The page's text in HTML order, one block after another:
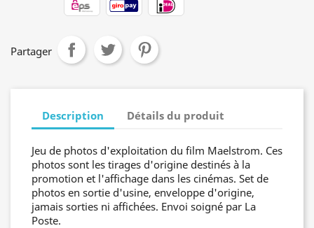
Partager
Description Détails du produit
Jeu de photos d'exploitation du film Maelstrom. Ces
photos sont les tirages d'origine destinés à la
promotion et l'affichage dans les cinémas. Set de
photos en sortie d'usine, enveloppe d'origine,
jamais sorties ni affichées. Envoi soigné par La
Poste.